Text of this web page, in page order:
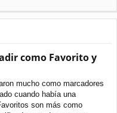
como Favorito y
mucho como marcadores
cuando había una
son más como